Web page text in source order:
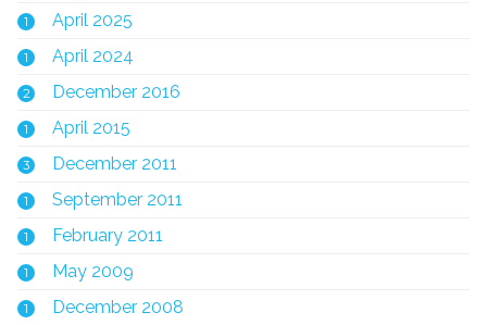
1 April 2025
1 April 2024
2 December 2016
1 April 2015
3 December 2011
1 September 2011
1 February 2011
1 May 2009
1 December 2008